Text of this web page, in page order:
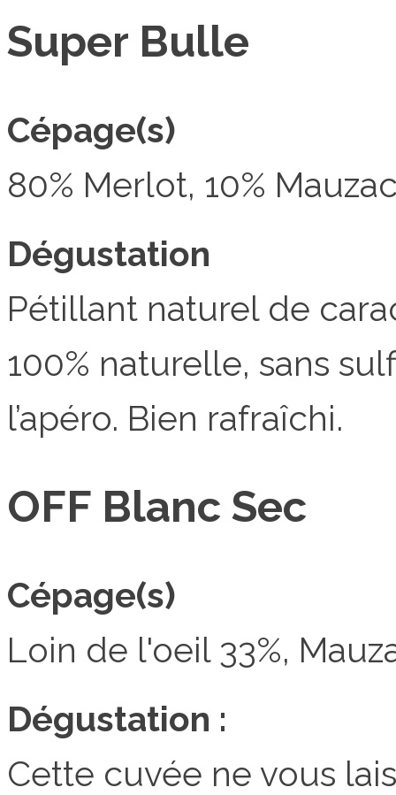
Super Bulle
Cépage(s)
80% Merlot, 10%
Dégustation
Pétillant naturel de
100% naturelle, sans
l’apéro. Bien rafraîchi.
OFF Blanc Sec
Cépage(s)
Loin de l'oeil 33%,
Dégustation :
Cette cuvée ne vous